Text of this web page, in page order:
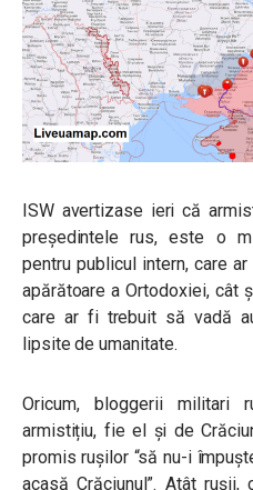
ISW avertizase ieri că
președintele rus, este o
pentru publicul intern, care
apărătoare a Ortodoxiei, cât
care ar fi trebuit să vadă
lipsite de umanitate.
Oricum, bloggerii militari
armistițiu, fie el și de
promis rușilor “să nu-i
acasă Crăciunul”. Atât